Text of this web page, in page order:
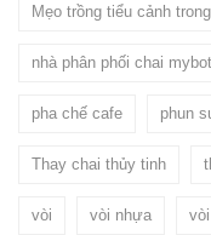
Mẹo trồng tiểu cảnh
nhà phân phối chai
pha chế cafe phun
Thay chai thủy tinh
vòi vòi nhựa